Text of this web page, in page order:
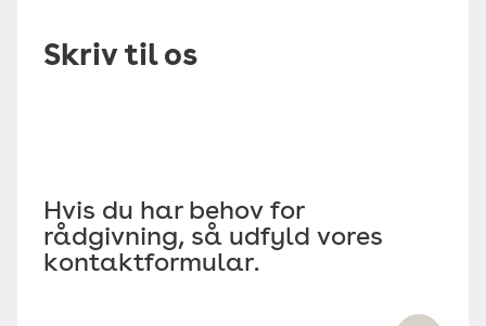
Skriv til os
Hvis du har behov for
rådgivning, så udfyld vores
kontaktformular.